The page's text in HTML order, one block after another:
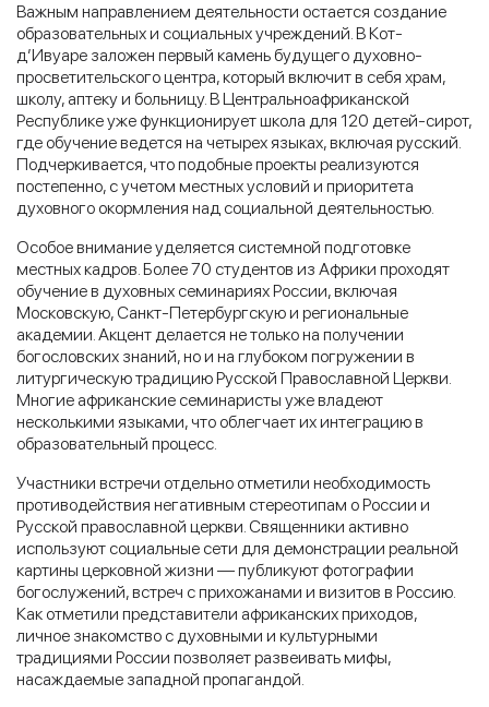
Важным направлением деятельности остается создание
образовательных и социальных учреждений. В Кот-
д’Ивуаре заложен первый камень будущего духовно-
просветительского центра, который включит в себя храм,
школу, аптеку и больницу. В Центральноафриканской
Республике уже функционирует школа для 120 детей-сирот,
где обучение ведется на четырех языках, включая русский.
Подчеркивается, что подобные проекты реализуются
постепенно, с учетом местных условий и приоритета
духовного окормления над социальной деятельностью.
Особое внимание уделяется системной подготовке
местных кадров. Более 70 студентов из Африки проходят
обучение в духовных семинариях России, включая
Московскую, Санкт-Петербургскую и региональные
академии. Акцент делается не только на получении
богословских знаний, но и на глубоком погружении в
литургическую традицию Русской Православной Церкви.
Многие африканские семинаристы уже владеют
несколькими языками, что облегчает их интеграцию в
образовательный процесс.
Участники встречи отдельно отметили необходимость
противодействия негативным стереотипам о России и
Русской православной церкви. Священники активно
используют социальные сети для демонстрации реальной
картины церковной жизни — публикуют фотографии
богослужений, встреч с прихожанами и визитов в Россию.
Как отметили представители африканских приходов,
личное знакомство с духовными и культурными
традициями России позволяет развеивать мифы,
насаждаемые западной пропагандой.